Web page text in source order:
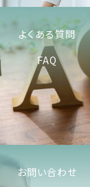
よくある質問
FAQ
お問い合わせ